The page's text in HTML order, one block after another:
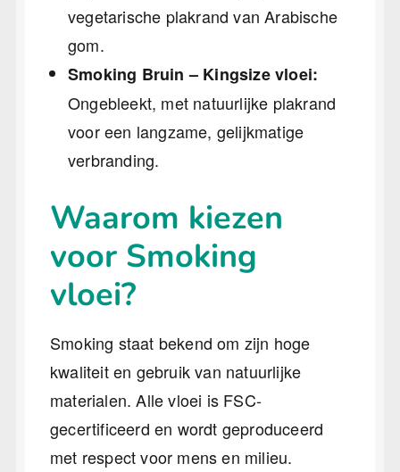
vegetarische plakrand van Arabische
gom.
Smoking Bruin – Kingsize vloei:
Ongebleekt, met natuurlijke plakrand
voor een langzame, gelijkmatige
verbranding.
Waarom kiezen
voor Smoking
vloei?
Smoking staat bekend om zijn hoge
kwaliteit en gebruik van natuurlijke
materialen. Alle vloei is FSC-
gecertificeerd en wordt geproduceerd
met respect voor mens en milieu.